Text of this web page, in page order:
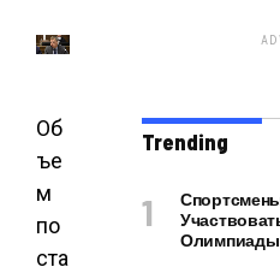
Об
ъе
м
по
ста
Trending